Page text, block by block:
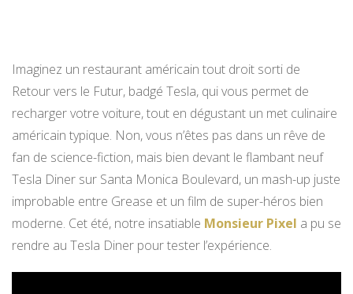
Imaginez un restaurant américain tout droit sorti de
Retour vers le Futur, badgé Tesla, qui vous permet de
recharger votre voiture, tout en dégustant un met culinaire
américain typique. Non, vous n’êtes pas dans un rêve de
fan de science-fiction, mais bien devant le flambant neuf
Tesla Diner sur Santa Monica Boulevard, un mash-up juste
improbable entre Grease et un film de super-héros bien
moderne. Cet été, notre insatiable Monsieur Pixel a pu se
rendre au Tesla Diner pour tester l’expérience.